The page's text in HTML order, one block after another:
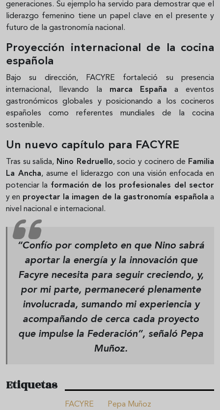
generaciones. Su ejemplo ha servido para demostrar que el
liderazgo femenino tiene un papel clave en el presente y
futuro de la gastronomía nacional.
Proyección internacional de la cocina
española
Bajo su dirección, FACYRE fortaleció su presencia
internacional, llevando la marca España a eventos
gastronómicos globales y posicionando a los cocineros
españoles como referentes mundiales de la cocina
sostenible.
Un nuevo capítulo para FACYRE
Tras su salida, Nino Redruello, socio y cocinero de Familia
La Ancha, asume el liderazgo con una visión enfocada en
potenciar la formación de los profesionales del sector
y en proyectar la imagen de la gastronomía española a
nivel nacional e internacional.
“Confío por completo en que Nino sabrá
aportar la energía y la innovación que
Facyre necesita para seguir creciendo, y,
por mi parte, permaneceré plenamente
involucrada, sumando mi experiencia y
acompañando de cerca cada proyecto
que impulse la Federación”, señaló Pepa
Muñoz.
Etiquetas
FACYRE Pepa Muñoz